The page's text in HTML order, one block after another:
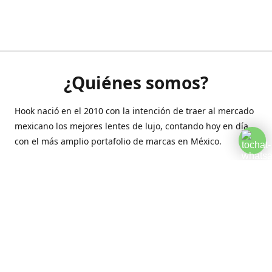
¿Quiénes somos?
Hook nació en el 2010 con la intención de traer al mercado
mexicano los mejores lentes de lujo, contando hoy en día
con el más amplio portafolio de marcas en México.